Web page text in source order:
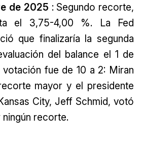
de 2025 : Segundo recorte,
el 3,75-4,00 %. La Fed
que finalizaría la segunda
del balance el 1 de
votación fue de 10 a 2: Miran
mayor y el presidente
City, Jeff Schmid, votó
recorte.